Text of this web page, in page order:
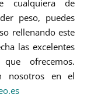
cualquiera de
peso, puedes
rellenando este
las excelentes
ofrecemos.
nosotros en el